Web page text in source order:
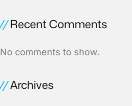
Recent Comments
No comments to show.
Archives